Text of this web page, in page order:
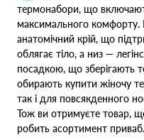
термонабори, що
максимального комфорту.
анатомічний крій, що
облягає тіло, а низ —
посадкою, що зберігають
обирають купити жіночу
так і для повсякденного
Тож ви отримуєте товар,
робить асортимент